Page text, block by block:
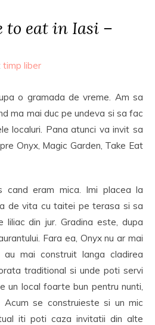
to eat in Iasi –
timp liber
o gramada de vreme. Am sa
ma mai duc pe undeva si sa fac
localuri. Pana atunci va invit sa
Onyx, Magic Garden, Take Eat
cand eram mica. Imi placea la
de vita cu taitei pe terasa si sa
liliac din jur. Gradina este, dupa
Fara ea, Onyx nu ar mai
mai construit langa cladirea
traditional si unde poti servi
un local foarte bun pentru nunti,
se construieste si un mic
iti poti caza invitatii din alte